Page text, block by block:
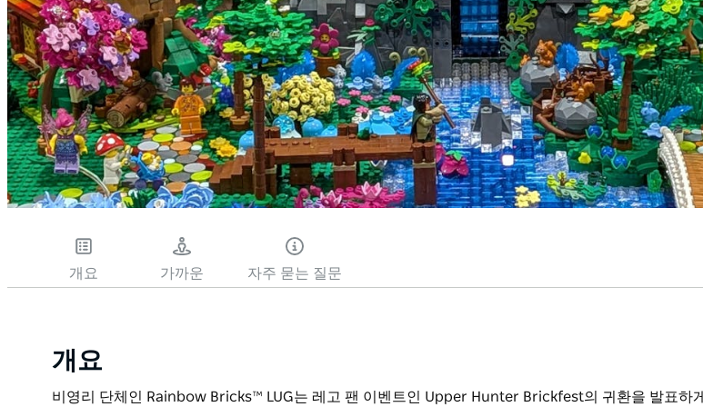
개요 가까운 자주 묻는 질문
개요
비영리 단체인 Rainbow Bricks™ LUG는 레고 팬 이벤트인 Upper Hunter Brickfest의 귀환을 발표하게